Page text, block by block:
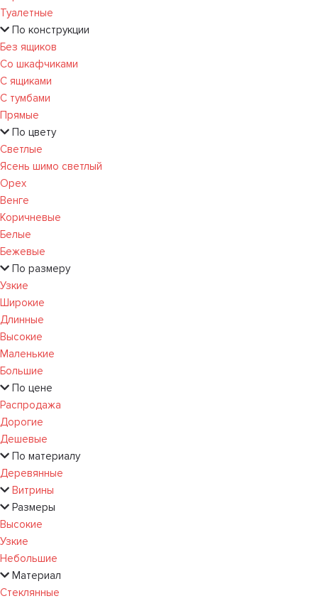
Туалетные
По конструкции
Без ящиков
Со шкафчиками
С ящиками
С тумбами
Прямые
По цвету
Светлые
Ясень шимо светлый
Орех
Венге
Коричневые
Белые
Бежевые
По размеру
Узкие
Широкие
Длинные
Высокие
Маленькие
Большие
По цене
Распродажа
Дорогие
Дешевые
По материалу
Деревянные
Витрины
Размеры
Высокие
Узкие
Небольшие
Материал
Стеклянные